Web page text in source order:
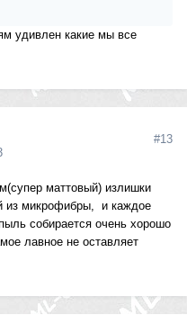
удивлен какие мы все
#13
маттовый) излишки
из микрофибры, и каждое
собирается очень хорошо
лавное не оставляет